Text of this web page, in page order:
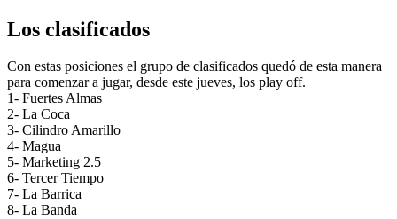
Los clasificados
Con estas posiciones el grupo de clasificados quedó de esta manera
para comenzar a jugar, desde este jueves, los play off.
1- Fuertes Almas
2- La Coca
3- Cilindro Amarillo
4- Magua
5- Marketing 2.5
6- Tercer Tiempo
7- La Barrica
8- La Banda